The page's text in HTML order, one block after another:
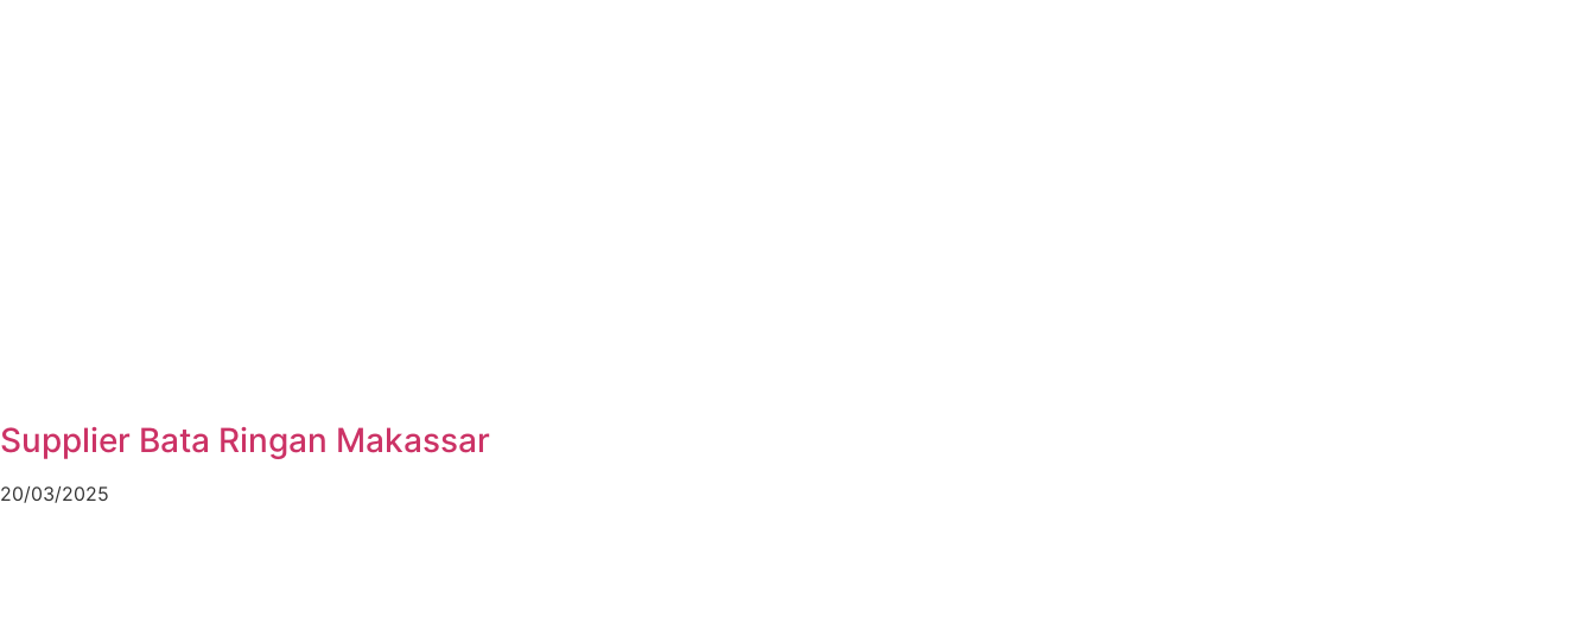
Supplier Bata Ringan Makassar
20/03/2025